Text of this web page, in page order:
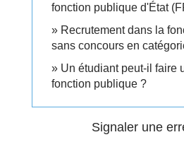
fonction publique d'État
Recrutement dans la
sans concours en
Un étudiant peut-il faire
fonction publique ?
Signaler une